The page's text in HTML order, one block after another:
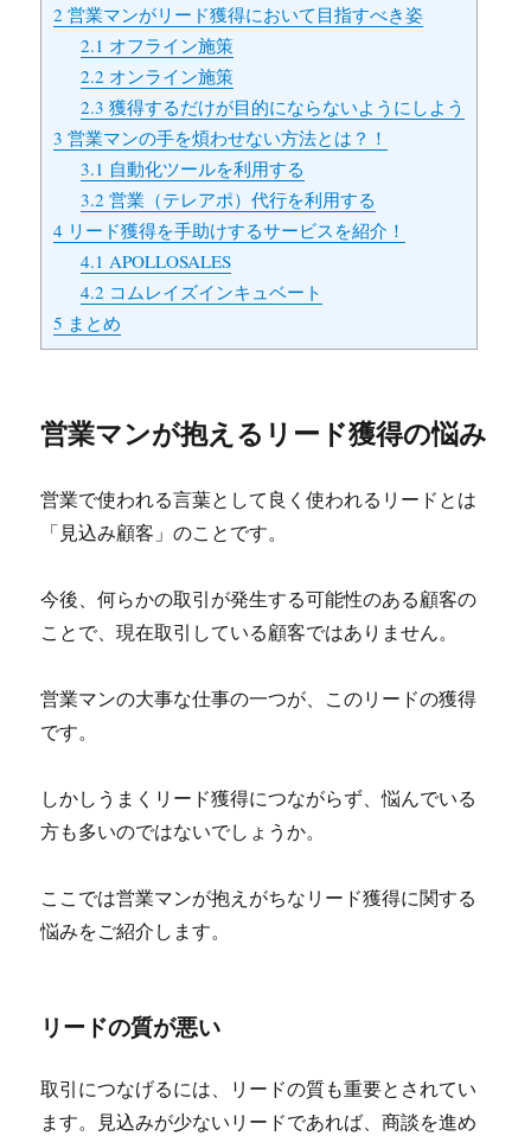
2 営業マンがリード獲得において目指すべき姿
2.1 オフライン施策
2.2 オンライン施策
2.3 獲得するだけが目的にならないようにしよう
3 営業マンの手を煩わせない方法とは？！
3.1 自動化ツールを利用する
3.2 営業（テレアポ）代行を利用する
4 リード獲得を手助けするサービスを紹介！
4.1 APOLLOSALES
4.2 コムレイズインキュベート
5 まとめ
営業マンが抱えるリード獲得の悩み
営業で使われる言葉として良く使われるリードとは
「見込み顧客」のことです。
今後、何らかの取引が発生する可能性のある顧客の
ことで、現在取引している顧客ではありません。
営業マンの大事な仕事の一つが、このリードの獲得
です。
しかしうまくリード獲得につながらず、悩んでいる
方も多いのではないでしょうか。
ここでは営業マンが抱えがちなリード獲得に関する
悩みをご紹介します。
リードの質が悪い
取引につなげるには、リードの質も重要とされてい
ます。見込みが少ないリードであれば、商談を進め